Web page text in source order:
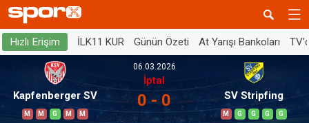
Hızlı Erişim İLK11 KUR Günün Özeti At Yarışı Bankoları
Kapfenberger SV
M M G M M
06.03.2026
İptal
0 - 0 SV Stripfing
M G G G G